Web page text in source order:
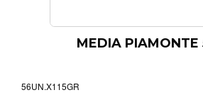
MEDIA PIAMONTE
56UN.X115GR